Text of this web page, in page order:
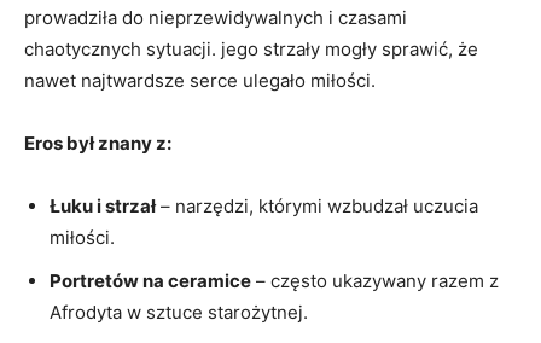
prowadziła do nieprzewidywalnych i czasami
chaotycznych sytuacji. jego strzały mogły sprawić, że
nawet najtwardsze serce ulegało miłości.
Eros był znany z:
Łuku i strzał– narzędzi, którymi wzbudzał uczucia
miłości.
Portretów na ceramice – często ukazywany razem z
Afrodyta w sztuce starożytnej.